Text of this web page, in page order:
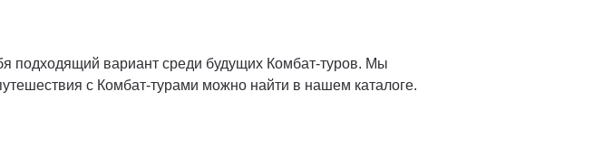
подходящий вариант среди будущих Комбат-туров. Мы
с Комбат-турами можно найти в нашем каталоге.